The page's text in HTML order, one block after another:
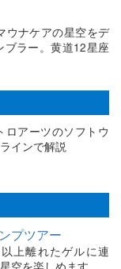
ウナケアの星空をデ
ラー。黄道12星座
ロアーツのソフトウ
インで解説
プツアー
上離れたゲルに連